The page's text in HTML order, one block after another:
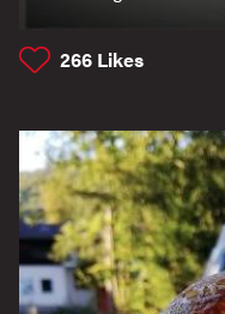
266 Likes